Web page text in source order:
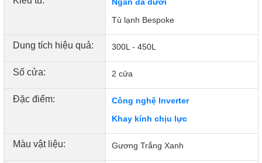
mà không bị đóng tuyết bên ngoài, ôi thiu hay dính vào
nhau.
Tủ lạnh Bespoke
Dung tích hiệu quả: 300L - 450L
Số cửa: 2 cửa
Đặc điểm:
Công nghệ Inverter
Khay kính chịu lực
Màu vật liệu: Gương Trắng Xanh